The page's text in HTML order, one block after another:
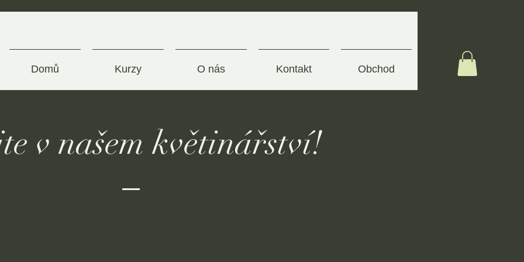
Domů Kurzy O nás Kontakt Obchod
v našem květinářství!